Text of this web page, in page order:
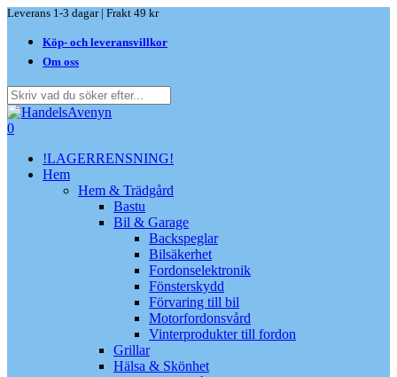
Skip
main
content
Leverans 1-3 dagar | Frakt 49 kr
Köp- och leveransvillkor
Om oss
Close
Search
search
0
!LAGERRENSNING!
Hem
Hem & Trädgård
Bastu
Bil & Garage
Backspeglar
Bilsäkerhet
Fordonselektronik
Fönsterskydd
Förvaring till bil
Motorfordonsvård
Vinterprodukter till fordon
Grillar
Hälsa & Skönhet